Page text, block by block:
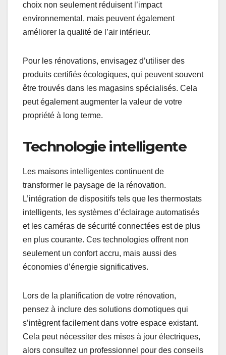
choix non seulement réduisent l’impact
environnemental, mais peuvent également
améliorer la qualité de l’air intérieur.
Pour les rénovations, envisagez d’utiliser des
produits certifiés écologiques, qui peuvent souvent
être trouvés dans les magasins spécialisés. Cela
peut également augmenter la valeur de votre
propriété à long terme.
Technologie intelligente
Les maisons intelligentes continuent de
transformer le paysage de la rénovation.
L’intégration de dispositifs tels que les thermostats
intelligents, les systèmes d’éclairage automatisés
et les caméras de sécurité connectées est de plus
en plus courante. Ces technologies offrent non
seulement un confort accru, mais aussi des
économies d’énergie significatives.
Lors de la planification de votre rénovation,
pensez à inclure des solutions domotiques qui
s’intègrent facilement dans votre espace existant.
Cela peut nécessiter des mises à jour électriques,
alors consultez un professionnel pour des conseils